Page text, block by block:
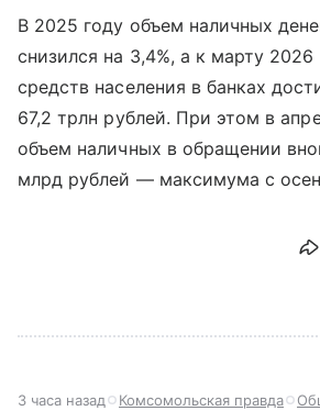
В 2025 году объем наличных
снизился на 3,4%, а к марту
средств населения в банках
67,2 трлн рублей. При этом в
объем наличных в обращении
млрд рублей — максимума с
3 часа назад Комсомольская правда